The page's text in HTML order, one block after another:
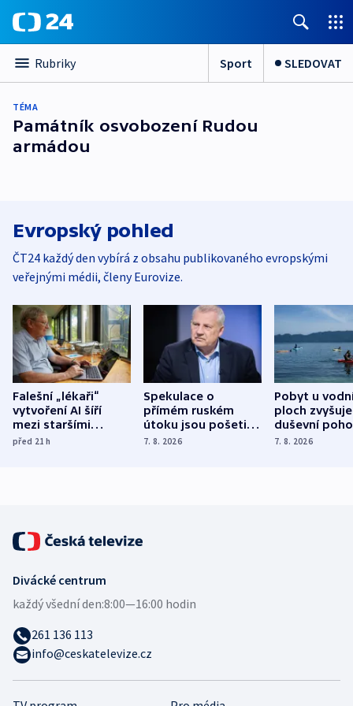
Rubriky Sport SLEDOVAT
TÉMA
Památník osvobození Rudou
armádou
Evropský pohled
ČT24 každý den vybírá z obsahu publikovaného evropskými
veřejnými médii, členy Eurovize.
Falešní „lékaři“
vytvoření AI šíří
mezi staršími
Poláky nebezpečné
před 21h
Spekulace o
přímém ruském
útoku jsou pošetilé,
míní estonský
7. 8. 2026
Pobyt u
ploch zvyšuje
duševní
ukázala
7. 8. 2026
Divácké centrum
každý všední den:8:00—16:00 hodin
261 136 113
info@ceskatelevize.cz